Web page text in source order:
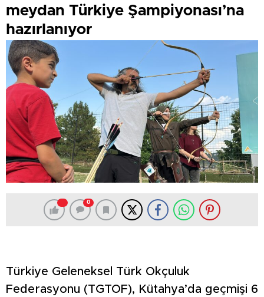
meydan Türkiye Şampiyonası’na
hazırlanıyor
0
Türkiye Geleneksel Türk Okçuluk
Federasyonu (TGTOF), Kütahya’da geçmişi 6